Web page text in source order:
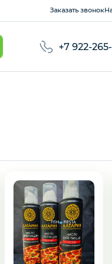
Заказать звонок
+7 922-